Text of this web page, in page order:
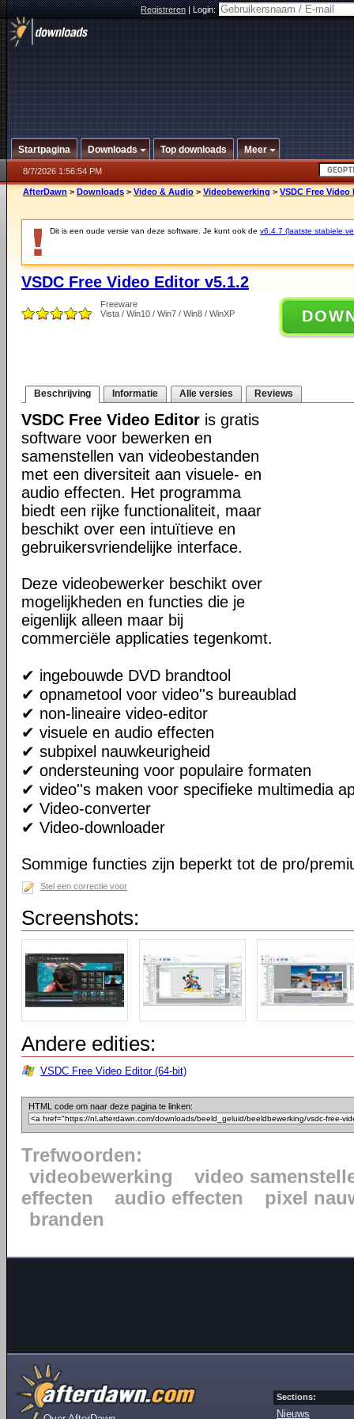
Registreren|Login:
Startpagina Downloads Top downloads Meer
8/7/2026 1:56:54 PM
AfterDawn > Downloads > Video & Audio > Videobewerking > VSDC Free Video
Dit is een oude versie van deze software. Je kunt ook de v6.4.7 (laatste stabiele
VSDC Free Video Editor v5.1.2
Freeware
Vista / Win10 / Win7 / Win8 / WinXP
Beschrijving Informatie Alle versies Reviews
VSDC Free Video Editor is gratis
software voor bewerken en
samenstellen van videobestanden
met een diversiteit aan visuele- en
audio effecten. Het programma
biedt een rijke functionaliteit, maar
beschikt over een intuïtieve en
gebruikersvriendelijke interface.
Deze videobewerker beschikt over
mogelijkheden en functies die je
eigenlijk alleen maar bij
commerciële applicaties tegenkomt.
✔ ingebouwde DVD brandtool
✔ opnametool voor video''s bureaublad
✔ non-lineaire video-editor
✔ visuele en audio effecten
✔ subpixel nauwkeurigheid
✔ ondersteuning voor populaire formaten
✔ video''s maken voor specifieke multimedia
✔ Video-converter
✔ Video-downloader
Sommige functies zijn beperkt tot de pro/
Stel een correctie voor
Screenshots:
Andere edities:
VSDC Free Video Editor (64-bit)
HTML code om naar deze pagina te linken:
Trefwoorden:
videobewerking
video
effecten
audio effecten
pixel
branden
Sections:
Nieuws